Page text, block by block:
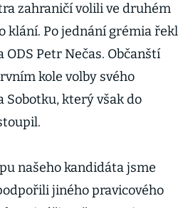
zahraničí volili ve druhém
klání. Po jednání grémia řekl
Petr Nečas. Občanští
kole volby svého
Sobotku, který však do
našeho kandidáta jsme
jiného pravicového